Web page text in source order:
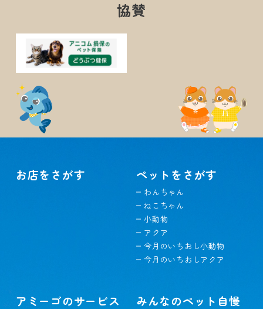
協賛
お店をさがす ペットをさがす
わんちゃん
ねこちゃん
小動物
アクア
今月のいちおし小動物
今月のいちおしアクア
アミーゴのサービス みんなのペット自慢